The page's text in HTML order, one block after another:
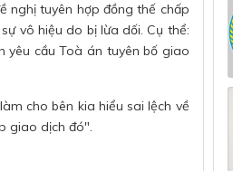
nghị tuyên hợp đồng thế chấp
vô hiệu do bị lừa dối. Cụ thể:
yêu cầu Toà án tuyên bố giao
cho bên kia hiểu sai lệch về
giao dịch đó".